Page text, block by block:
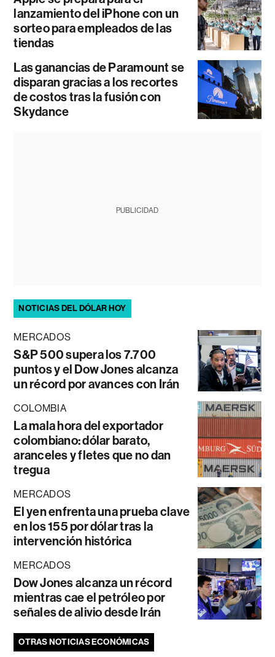
lanzamiento del iPhone con un
sorteo para empleados de las
tiendas
Las ganancias de Paramount se
disparan gracias a los recortes
de costos tras la fusión con
Skydance
PUBLICIDAD
NOTICIAS DEL DÓLAR HOY
MERCADOS
S&P 500 supera los 7.700
puntos y el Dow Jones alcanza
un récord por avances con Irán
COLOMBIA
La mala hora del exportador
colombiano: dólar barato,
aranceles y fletes que no dan
tregua
MERCADOS
El yen enfrenta una prueba clave
en los 155 por dólar tras la
intervención histórica
MERCADOS
Dow Jones alcanza un récord
mientras cae el petróleo por
señales de alivio desde Irán
OTRAS NOTICIAS ECONÓMICAS